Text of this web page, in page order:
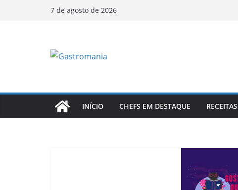
7 de agosto de 2026
INÍCIO CHEFS EM DESTAQUE RECEITAS